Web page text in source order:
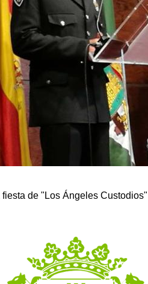
de "Los Ángeles